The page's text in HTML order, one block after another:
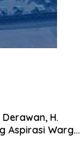
H.
Aspirasi Warga